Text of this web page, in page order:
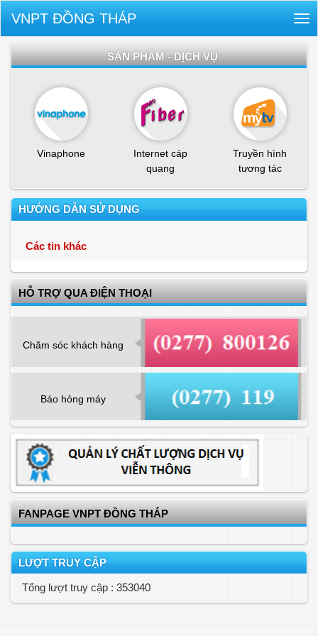
VNPT ĐỒNG THÁP
SẢN PHẨM - DỊCH VỤ
Vinaphone
Internet cáp
quang
Truyền hình
tương tác
HƯỚNG DẪN SỬ DỤNG
Các tin khác
HỖ TRỢ QUA ĐIỆN THOẠI
Chăm sóc khách hàng
Báo hỏng máy
FANPAGE VNPT ĐỒNG THÁP
LƯỢT TRUY CẬP
Tổng lượt truy cập : 353040